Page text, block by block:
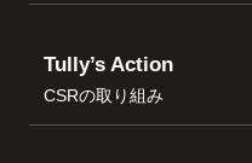
Tully’s Action
CSRの取り組み